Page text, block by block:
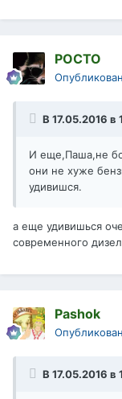
РОСТО
В 17.05.2016 в
И еще,Паша,не
они не хуже
удивишся.
а еще удивишься
современного
Pashok
В 17.05.2016